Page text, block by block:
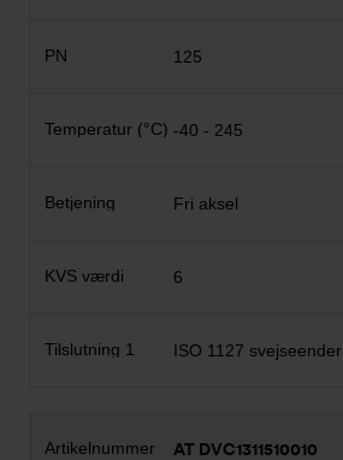
125
-40 - 245
Fri aksel
6
ISO 1127 svejseender
AT DVC1311510010